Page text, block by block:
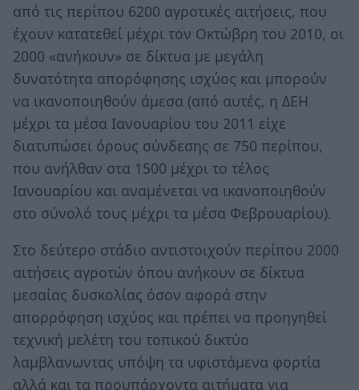
από τις περίπου 6200 αγροτικές αιτήσεις, που
έχουν κατατεθεί μέχρι τον Οκτώβρη του 2010, οι
2000 «ανήκουν» σε δίκτυα με μεγάλη
δυνατότητα απορόφησης ισχύος και μπορούν
να ικανοποιηθούν άμεσα (από αυτές, η ΔΕΗ
μέχρι τα μέσα Ιανουαρίου του 2011 είχε
διατυπώσει όρους σύνδεσης σε 750 περίπου,
που ανήλθαν στα 1500 μέχρι το τέλος
Ιανουαρίου και αναμένεται να ικανοποιηθούν
στο σύνολό τους μέχρι τα μέσα Φεβρουαρίου).
Στο δεύτερο στάδιο αντιστοιχούν περίπου 2000
αιτήσεις αγροτών όπου ανήκουν σε δίκτυα
μεσαίας δυσκολίας όσον αφορά στην
απορρόφηση ισχύος και πρέπει να προηγηθεί
τεχνική μελέτη του τοπικού δικτύο
λαμβλανωντας υπόψη τα υφιστάμενα φορτία
αλλά και τα προυπάρχοντα αιτήματα για